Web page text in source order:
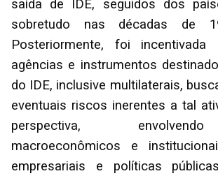
saída de IDE, seguidos dos
sobretudo nas décadas de
Posteriormente, foi
agências e instrumentos
do IDE, inclusive multilaterais,
eventuais riscos inerentes a tal
perspectiva,
macroeconômicos e
empresariais e políticas